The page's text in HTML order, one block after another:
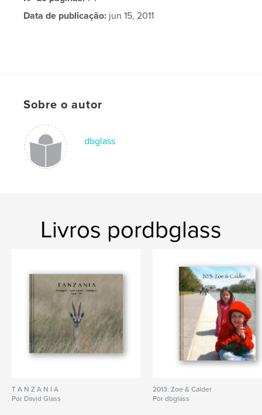
Data de publicação: jun 15, 2011
Sobre o autor
dbglass
Livros pordbglass
T A N Z A N I A
Por David Glass
2013: Zoe & Calder
Por dbglass